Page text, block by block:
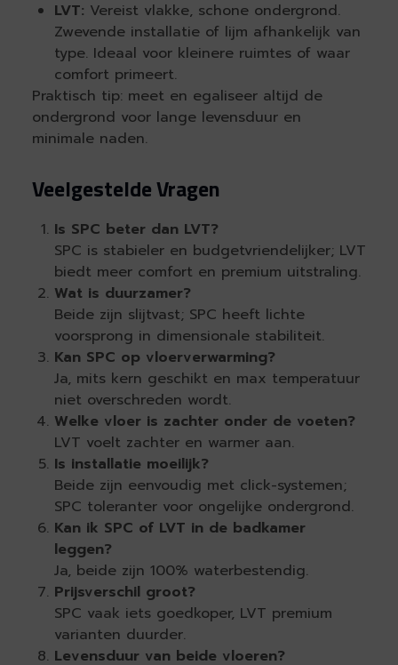
LVT: Vereist vlakke, schone ondergrond.
Zwevende installatie of lijm afhankelijk van
type. Ideaal voor kleinere ruimtes of waar
comfort primeert.
Praktisch tip: meet en egaliseer altijd de
ondergrond voor lange levensduur en
minimale naden.
Veelgestelde Vragen
Is SPC beter dan LVT?
SPC is stabieler en budgetvriendelijker; LVT
biedt meer comfort en premium uitstraling.
Wat is duurzamer?
Beide zijn slijtvast; SPC heeft lichte
voorsprong in dimensionale stabiliteit.
Kan SPC op vloerverwarming?
Ja, mits kern geschikt en max temperatuur
niet overschreden wordt.
Welke vloer is zachter onder de voeten?
LVT voelt zachter en warmer aan.
Is installatie moeilijk?
Beide zijn eenvoudig met click-systemen;
SPC toleranter voor ongelijke ondergrond.
Kan ik SPC of LVT in de badkamer
leggen?
Ja, beide zijn 100% waterbestendig.
Prijsverschil groot?
SPC vaak iets goedkoper, LVT premium
varianten duurder.
Levensduur van beide vloeren?